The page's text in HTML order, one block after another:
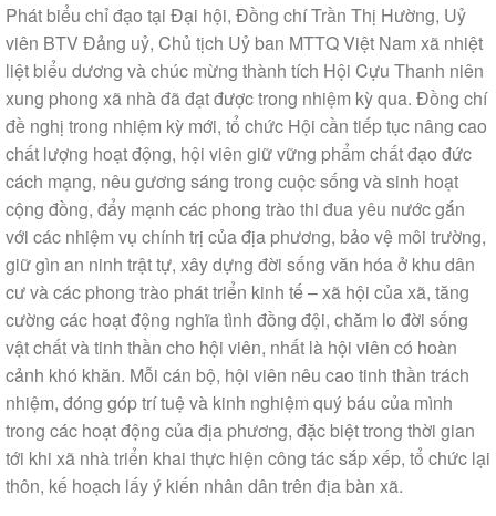
Phát biểu chỉ đạo tại Đại hội, Đồng chí Trần Thị Hường, Uỷ
viên BTV Đảng uỷ, Chủ tịch Uỷ ban MTTQ Việt Nam xã nhiệt
liệt biểu dương và chúc mừng thành tích Hội Cựu Thanh niên
xung phong xã nhà đã đạt được trong nhiệm kỳ qua. Đồng chí
đề nghị trong nhiệm kỳ mới, tổ chức Hội cần tiếp tục nâng cao
chất lượng hoạt động, hội viên giữ vững phẩm chất đạo đức
cách mạng, nêu gương sáng trong cuộc sống và sinh hoạt
cộng đồng, đẩy mạnh các phong trào thi đua yêu nước gắn
với các nhiệm vụ chính trị của địa phương, bảo vệ môi trường,
giữ gìn an ninh trật tự, xây dựng đời sống văn hóa ở khu dân
cư và các phong trào phát triển kinh tế – xã hội của xã, tăng
cường các hoạt động nghĩa tình đồng đội, chăm lo đời sống
vật chất và tinh thần cho hội viên, nhất là hội viên có hoàn
cảnh khó khăn. Mỗi cán bộ, hội viên nêu cao tinh thần trách
nhiệm, đóng góp trí tuệ và kinh nghiệm quý báu của mình
trong các hoạt động của địa phương, đặc biệt trong thời gian
tới khi xã nhà triển khai thực hiện công tác sắp xếp, tổ chức lại
thôn, kế hoạch lấy ý kiến nhân dân trên địa bàn xã.